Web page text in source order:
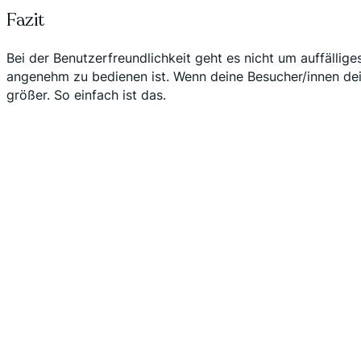
Fazit
Bei der Benutzerfreundlichkeit geht es nicht um
angenehm zu bedienen ist. Wenn deine Besucher/innen
größer. So einfach ist das.